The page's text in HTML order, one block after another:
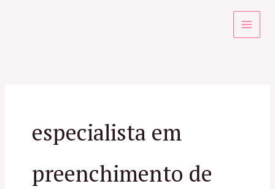
especialista em
preenchimento de